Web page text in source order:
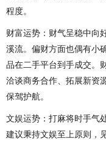
程度。
财富运势：财气呈稳中向
溪流。偏财方面也偶有小
品在二手平台到手成交。
洽谈商务合作、拓展新资
保驾护航。
文娱运势：打麻将时手气
建议秉持文娱至上原则，